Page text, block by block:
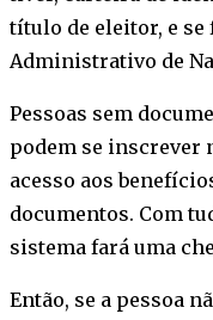
título de eleitor, e
Administrativo de
Pessoas sem
podem se inscrever
acesso aos
documentos. Com
sistema fará uma
Então, se a pessoa